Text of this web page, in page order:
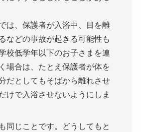
は、保護者が入浴中、目を離
などの事故が起きる可能性も
校低学年以下のお子さまを連
場合は、たとえ保護者が体を
だとしてもそばから離れさせ
けで入浴させないようにしま
同じことです。どうしてもと